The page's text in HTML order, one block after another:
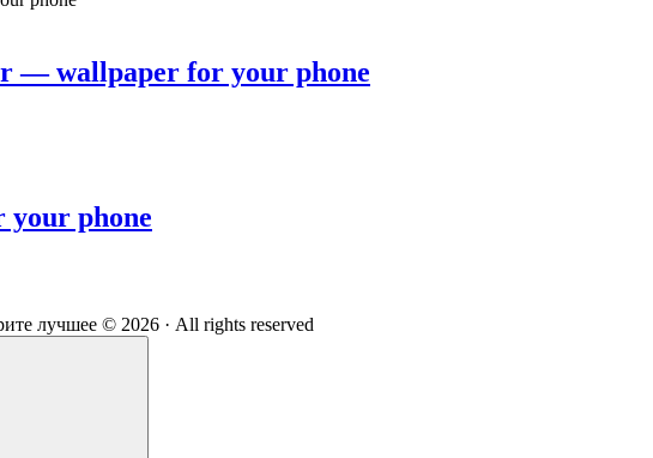
— wallpaper for your phone
your phone
лучшее © 2026 · All rights reserved